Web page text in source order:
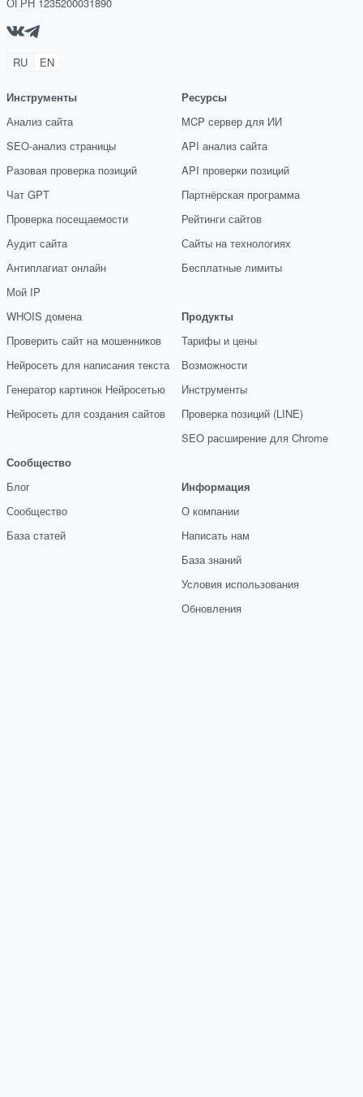
RU EN
Инструменты
Анализ сайта
SEO-анализ страницы
Разовая проверка позиций
Чат GPT
Проверка посещаемости
Аудит сайта
Антиплагиат онлайн
Мой IP
WHOIS домена
Проверить сайт на мошенников
Нейросеть для написания текста
Генератор картинок Нейросетью
Нейросеть для создания сайтов
Сообщество
Блог
Сообщество
База статей
Ресурсы
MCP сервер для ИИ
API анализ сайта
API проверки позиций
Партнёрская программа
Рейтинги сайтов
Сайты на технологиях
Бесплатные лимиты
Продукты
Тарифы и цены
Возможности
Инструменты
Проверка позиций (LINE)
SEO расширение для Chrome
Информация
О компании
Написать нам
База знаний
Условия использования
Обновления